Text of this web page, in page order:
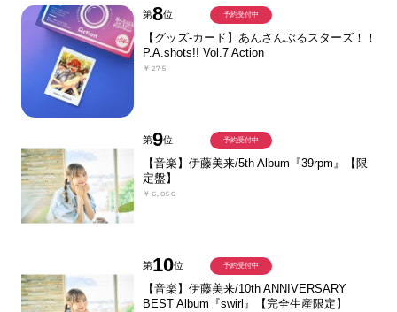
第8位
【グッズ-カード】あんさんぶるスターズ！！
P.A.shots!! Vol.7 Action
￥275
予約受付中
第9位
【音楽】伊藤美来/5th Album『39rpm』【限
定盤】
￥6,050
予約受付中
第10位
【音楽】伊藤美来/10th ANNIVERSARY
BEST Album『swirl』【完全生産限定】
予約受付中